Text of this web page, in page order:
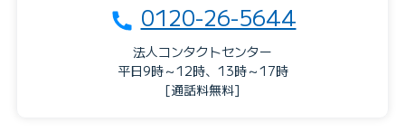
0120-26-5644
法人コンタクトセンター
平日9時～12時、13時～17時
[通話料無料]